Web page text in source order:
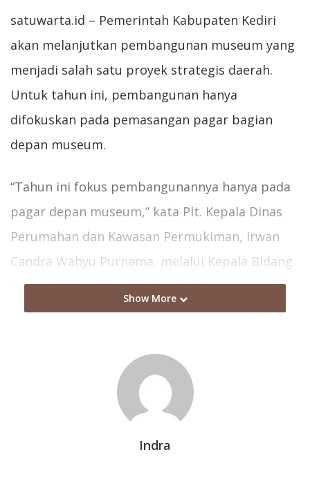
satuwarta.id – Pemerintah Kabupaten Kediri
akan melanjutkan pembangunan museum yang
menjadi salah satu proyek strategis daerah.
Untuk tahun ini, pembangunan hanya
difokuskan pada pemasangan pagar bagian
depan museum.
“Tahun ini fokus pembangunannya hanya pada
pagar depan museum,” kata Plt. Kepala Dinas
Perumahan dan Kawasan Permukiman, Irwan
Candra Wahyu Purnama, melalui Kepala Bidang
Cipta Karya Joko Arianto, Kamis (12/6/2025).
bahwa material pagar tersebut nantinya
menggunakan konsep bangunan kuno dengan
bata merah yang disusun berselang-seling.
Lebih lanjut, dengan menyiapkan anggaran
Show More
Indra